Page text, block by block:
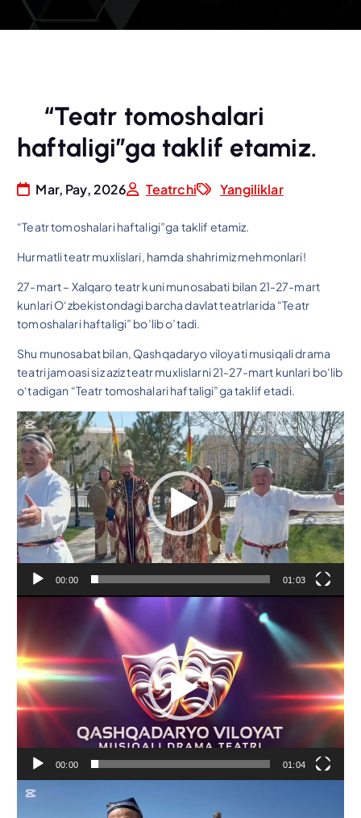
“Teatr tomoshalari
haftaligi”ga taklif etamiz.
Mar, Pay, 2026 Teatrchi Yangiliklar
“Teatr tomoshalari haftaligi”ga taklif etamiz.
Hurmatli teatr muxlislari, hamda shahrimiz mehmonlari!
27-mart – Xalqaro teatr kuni munosabati bilan 21-27-mart
kunlari O‘zbekistondagi barcha davlat teatrlarida “Teatr
tomoshalari haftaligi” bo’lib o’tadi.
Shu munosabat bilan, Qashqadaryo viloyati musiqali drama
teatri jamoasi siz aziz teatr muxlislarni 21-27-mart kunlari bo‘lib
o‘tadigan “Teatr tomoshalari haftaligi”ga taklif etadi.
V
i
d
e
P
l
e
y
00:00 01:03
d
e
o
P
l
y
00:00 01:04